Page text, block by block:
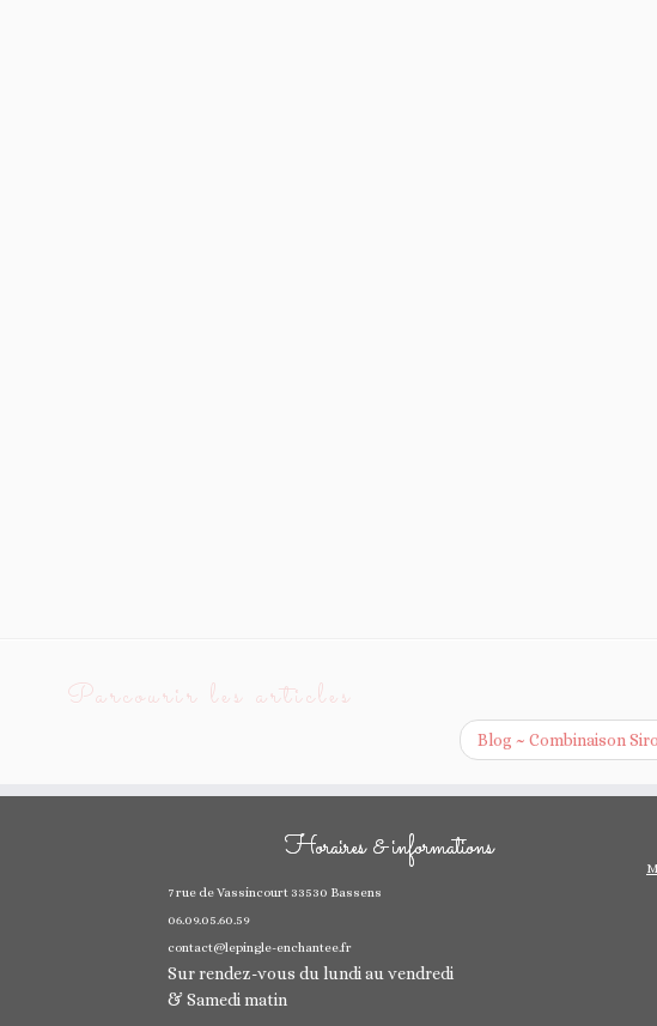
Parcourir les articles
Blog ~ Combinaison
Horaires & informations
7 rue de Vassincourt 33530 Bassens
06.09.05.60.59
contact@lepingle-enchantee.fr
Sur rendez-vous du lundi au vendredi
& Samedi matin